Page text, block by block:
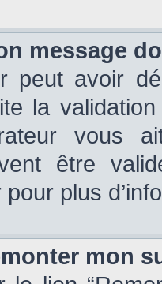
message
peut avoir
la
vous
être
pour plus
mon